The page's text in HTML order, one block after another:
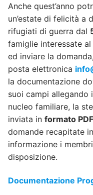
Anche quest’anno
un’estate di felicità a
rifugiati di guerra dal
famiglie interessate
ed inviare la
posta elettronica
la documentazione
suoi campi
nucleo familiare, la
inviata in formato PDF
domande recapitate
informazione i
disposizione.
Documentazione